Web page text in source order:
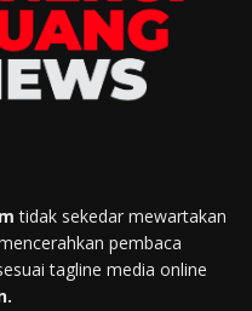
tidak sekedar mewartakan
pembaca
tagline media online